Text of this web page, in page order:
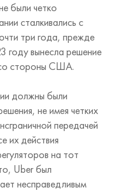
были четко
сталкивались с
три года, прежде
году вынесла решение
стороны США.
должны были
не имея четких
передачей
их действия
на тот
Uber был
несправедливым